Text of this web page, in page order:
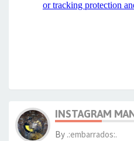
INSTAGRAM
By .:embarrados:.